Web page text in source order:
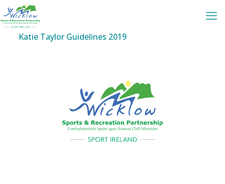
Katie Taylor Guidelines 2019